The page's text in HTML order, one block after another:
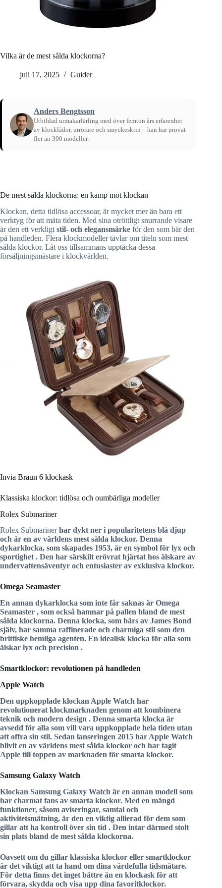
Vilka är de mest sålda klockorna?
juli 17, 2025 Guider
Anders Bengtsson
Utbildad urmakarlärling med över femton års erfarenhet
av klocklådor, urrörare och smyckeskrin – han har provat
fler än 300 modeller.
De mest sålda klockorna: en kamp mot klockan
Klockan, detta tidlösa accessoar, är mycket mer än bara ett
verktyg för att mäta tiden. Med sina otröttligt snurrande visare
är den ett verkligt stil- och elegansmärke för den som bär den
på handleden. Flera klockmodeller tävlar om titeln som mest
sålda klockor. Låt oss tillsammans upptäcka dessa
försäljningsmästare i klockvärlden.
Invia Braun 6 klockask
Klassiska klockor: tidlösa och oumbärliga modeller
Rolex Submariner
Rolex Submarinerhar dykt ner i popularitetens blå djup
och är en av världens mest sålda klockor. Denna
dykarklocka, som skapades 1953, är en symbol för lyx och
sportighet. Den har särskilt erövrat hjärtat hos älskare av
undervattensäventyr och entusiaster av exklusiva klockor.
Omega Seamaster
En annan dykarklocka som inte får saknas är Omega
Seamaster , som också hamnar på pallen bland de mest
sålda klockorna. Denna klocka, som bärs av James Bond
själv, har samma raffinerade och charmiga stil som den
brittiske hemliga agenten. En idealisk klocka för alla som
älskar lyx och precision .
Smartklockor: revolutionen på handleden
Apple Watch
Den uppkopplade klockan Apple Watch har
revolutionerat klockmarknaden genom att kombinera
teknik och modern design . Denna smarta klocka är
avsedd för alla som vill vara uppkopplade hela tiden utan
att offra sin stil. Sedan lanseringen 2015 har Apple Watch
blivit en av världens mest sålda klockor och har tagit
Apple till toppen av marknaden för smarta klockor.
Samsung Galaxy Watch
Klockan Samsung Galaxy Watch är en annan modell som
har charmat fans av smarta klockor. Med en mängd
funktioner, såsom aviseringar, samtal och
aktivitetsmätning, är den en viktig allierad för dem som
gillar att ha kontroll över sin tid . Den intar därmed stolt
sin plats bland de mest sålda klockorna.
Oavsett om du gillar klassiska klockor eller smartklockor
är det viktigt att ta hand om dina värdefulla tidsmätare.
För detta finns det inget bättre än en klockask för att
förvara, skydda och visa upp dina favoritklockor.